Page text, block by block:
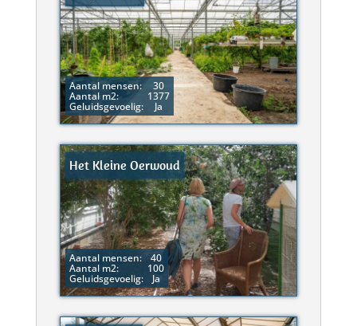
Aantal mensen: 30
Aantal m2: 1377
Geluidsgevoelig: Ja
Het Kleine Oerwoud
Aantal mensen: 40
Aantal m2: 100
Geluidsgevoelig: Ja